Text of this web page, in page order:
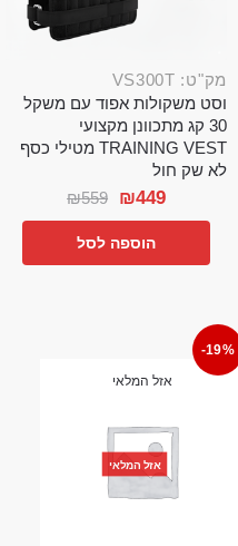
מק"ט: VS300T
וסט משקולות אפוד עם משקל
30 קג מתכוונן מקצועי
TRAINING VEST מטילי כסף
לא שק חול
₪559 ₪449
הוספה לסל
-19%
אזל המלאי
אזל המלאי